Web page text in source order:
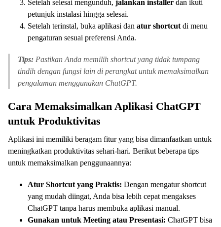
Setelah selesai mengunduh, jalankan installer dan ikuti
petunjuk instalasi hingga selesai.
Setelah terinstal, buka aplikasi dan atur shortcut di menu
pengaturan sesuai preferensi Anda.
Tips: Pastikan Anda memilih shortcut yang tidak tumpang
tindih dengan fungsi lain di perangkat untuk memaksimalkan
pengalaman menggunakan ChatGPT.
Cara Memaksimalkan Aplikasi ChatGPT
untuk Produktivitas
Aplikasi ini memiliki beragam fitur yang bisa dimanfaatkan untuk
meningkatkan produktivitas sehari-hari. Berikut beberapa tips
untuk memaksimalkan penggunaannya:
Atur Shortcut yang Praktis: Dengan mengatur shortcut
yang mudah diingat, Anda bisa lebih cepat mengakses
ChatGPT tanpa harus membuka aplikasi manual.
Gunakan untuk Meeting atau Presentasi: ChatGPT bisa